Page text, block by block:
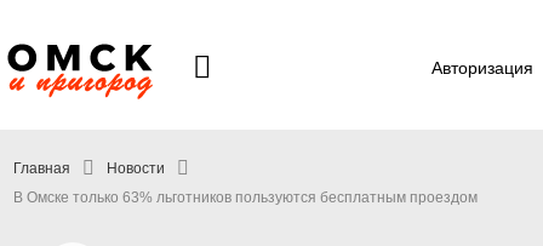
Авторизация
Главная
Новости
В Омске только 63% льготников пользуются бесплатным проездом